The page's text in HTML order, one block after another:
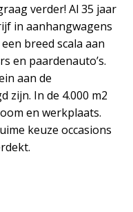
verder! Al 35 jaar
in aanhangwagens
breed scala aan
en paardenauto’s.
aan de
zijn. In de 4.000 m2
en werkplaats.
keuze occasions